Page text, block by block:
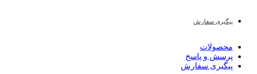
پیگیری سفارش
محصولات
پرسش و پاسخ
پیگیری سفارش